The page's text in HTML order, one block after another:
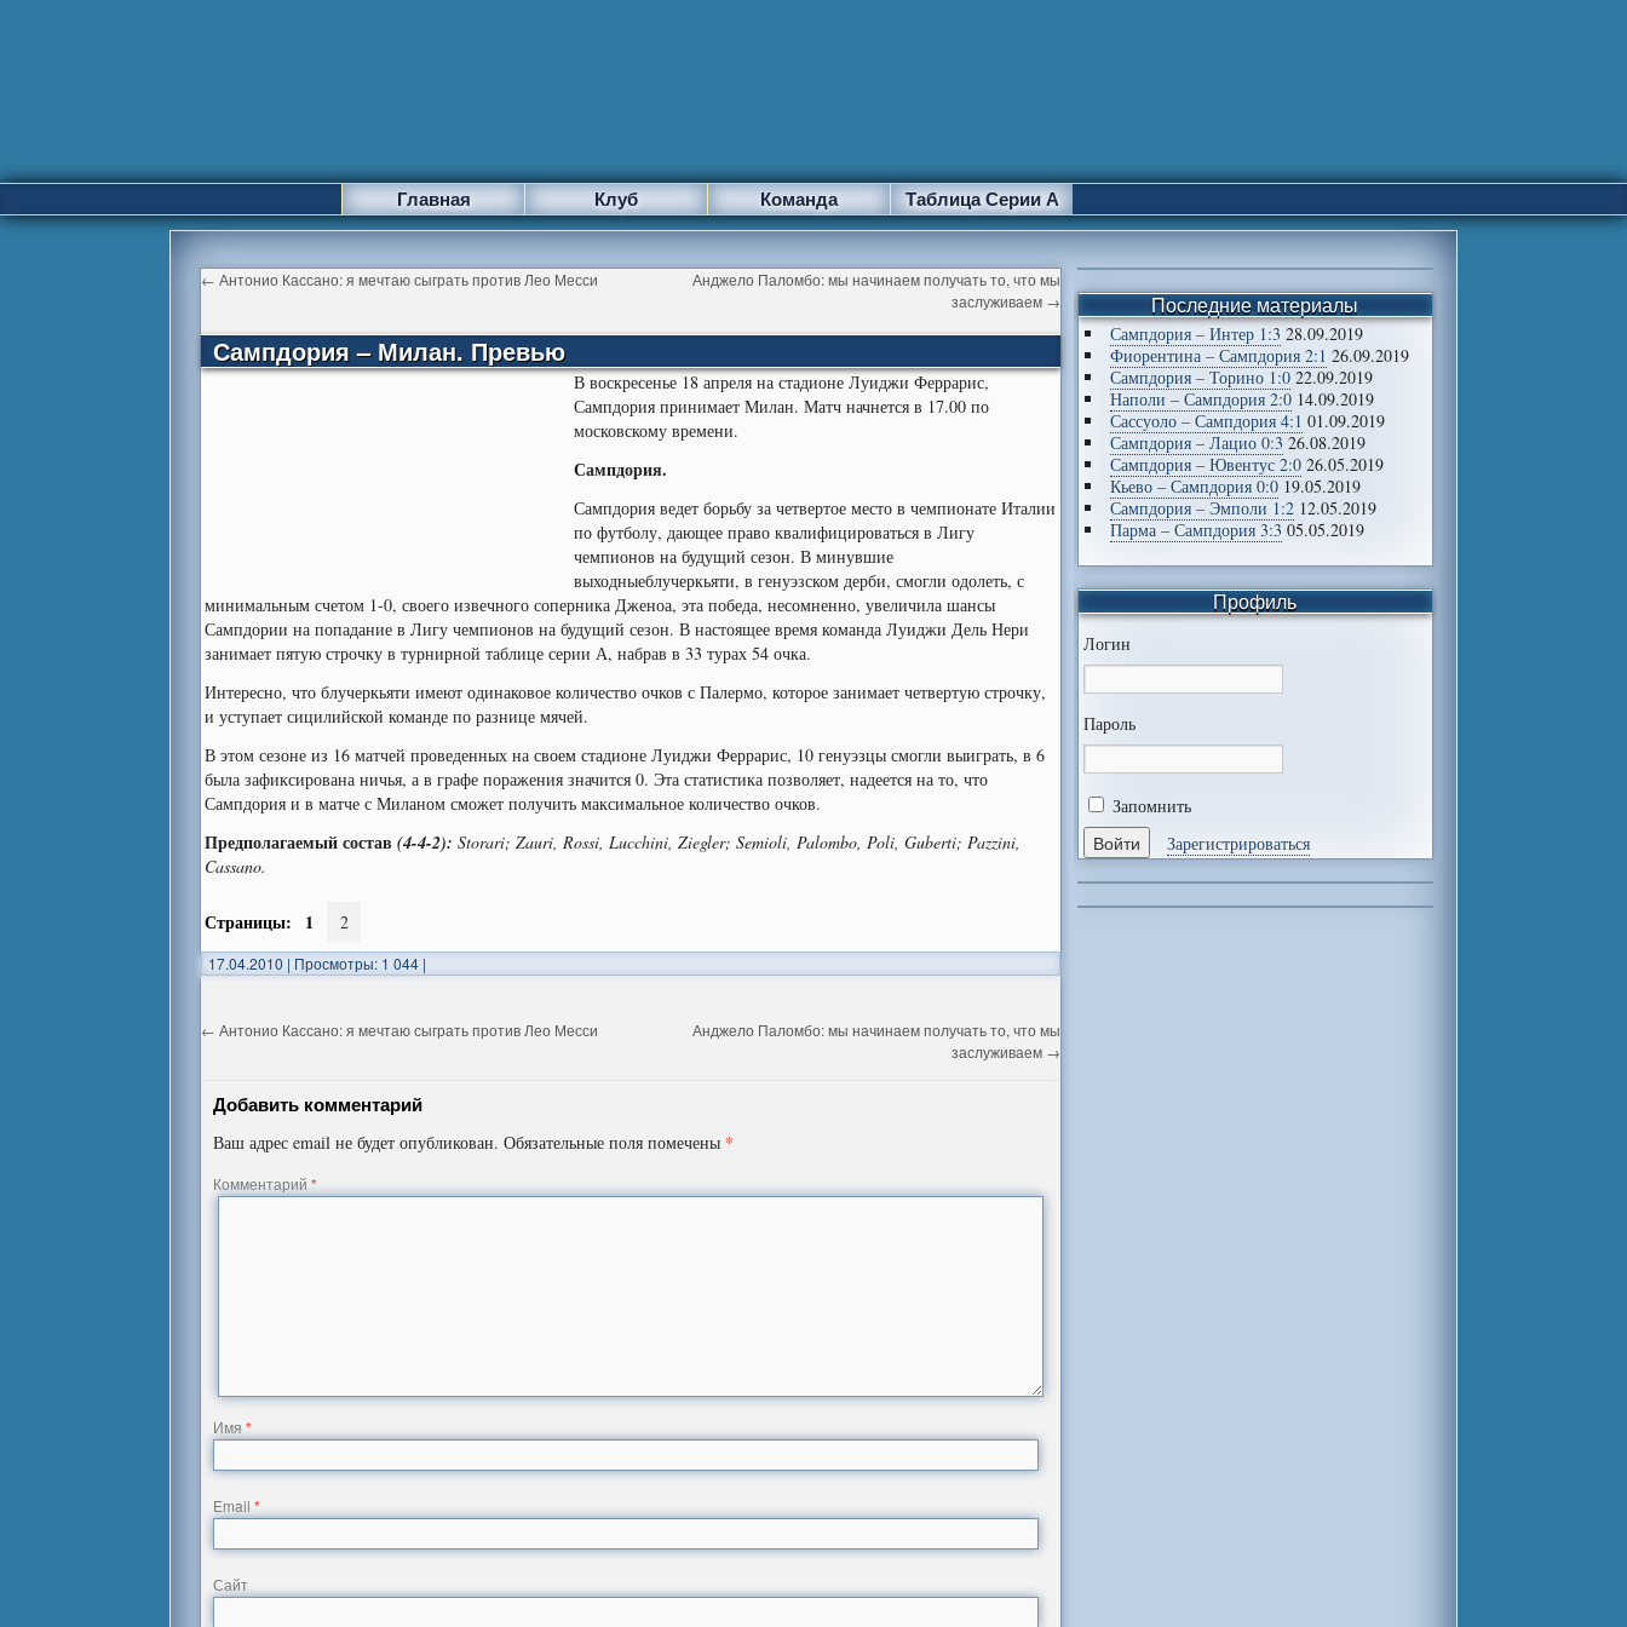
Главная Клуб Команда Таблица Серии А
← Антонио Кассано: я мечтаю сыграть против Лео Месси
Анджело Паломбо: мы начинаем получать то, что мы
заслуживаем →
Сампдория – Милан. Превью
В воскресенье 18 апреля на стадионе Луиджи Феррарис,
Сампдория принимает Милан. Матч начнется в 17.00 по
московскому времени.
Сампдория.
Сампдория ведет борьбу за четвертое место в чемпионате Италии
по футболу, дающее право квалифицироваться в Лигу
чемпионов на будущий сезон. В минувшие
выходныеблучеркьяти, в генуэзском дерби, смогли одолеть, с
минимальным счетом 1-0, своего извечного соперника Дженоа, эта победа, несомненно, увеличила шансы
Сампдории на попадание в Лигу чемпионов на будущий сезон. В настоящее время команда Луиджи Дель Нери
занимает пятую строчку в турнирной таблице серии А, набрав в 33 турах 54 очка.
Интересно, что блучеркьяти имеют одинаковое количество очков с Палермо, которое занимает четвертую строчку,
и уступает сицилийской команде по разнице мячей.
В этом сезоне из 16 матчей проведенных на своем стадионе Луиджи Феррарис, 10 генуэзцы смогли выиграть, в 6
была зафиксирована ничья, а в графе поражения значится 0. Эта статистика позволяет, надеется на то, что
Сампдория и в матче с Миланом сможет получить максимальное количество очков.
Предполагаемый состав(4-4-2): Storari; Zauri, Rossi, Lucchini, Ziegler; Semioli, Palombo, Poli, Guberti; Pazzini,
Cassano.
Страницы: 1 2
17.04.2010 | Просмотры: 1 044 |
← Антонио Кассано: я мечтаю сыграть против Лео Месси
Анджело Паломбо: мы начинаем получать то, что мы
заслуживаем →
Добавить комментарий
Ваш адрес email не будет опубликован. Обязательные поля помечены *
Комментарий*
Имя*
Email*
Сайт
Последние материалы
Сампдория – Интер 1:3 28.09.2019
Фиорентина – Сампдория 2:1 26.09.2019
Сампдория – Торино 1:0 22.09.2019
Наполи – Сампдория 2:0 14.09.2019
Сассуоло – Сампдория 4:1 01.09.2019
Сампдория – Лацио 0:3 26.08.2019
Сампдория – Ювентус 2:0 26.05.2019
Кьево – Сампдория 0:0 19.05.2019
Сампдория – Эмполи 1:2 12.05.2019
Парма – Сампдория 3:3 05.05.2019
Профиль
Логин
Пароль
Запомнить
Зарегистрироваться